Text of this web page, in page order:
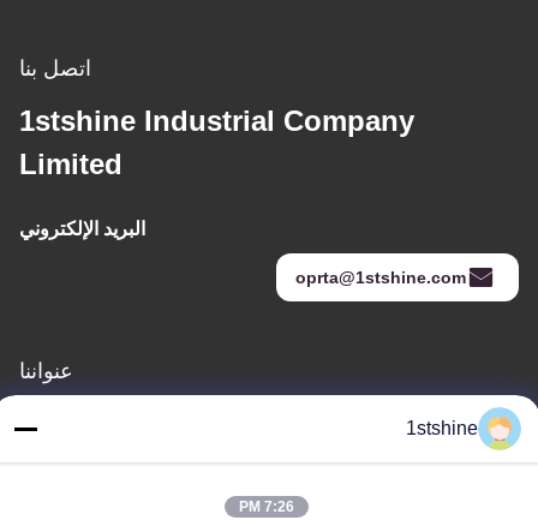
اتصل بنا
1stshine Industrial Company
Limited
البريد الإلكتروني
oprta@1stshine.com
عنواننا
العنوان
1stshine
7:26 PM